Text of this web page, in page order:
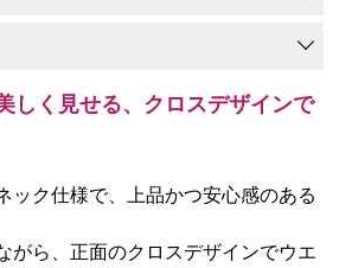
しく見せる、クロスデザインで
ック仕様で、上品かつ安心感のある
がら、正面のクロスデザインでウエ